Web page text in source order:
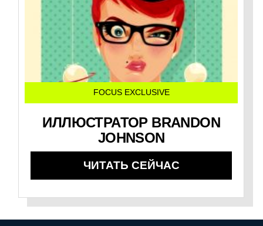
FOCUS EXCLUSIVE
ИЛЛЮСТРАТОР BRANDON
JOHNSON
ЧИТАТЬ СЕЙЧАС